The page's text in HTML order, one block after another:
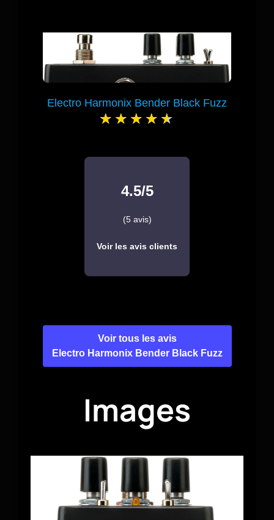
Electro Harmonix Bender Black Fuzz
4.5/5
(5 avis)
Voir les avis clients
Voir tous les avis
Electro Harmonix Bender Black Fuzz
Images